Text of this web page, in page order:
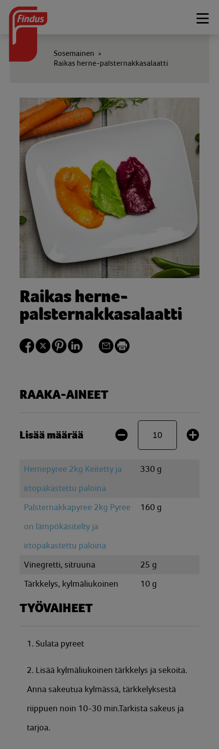
Sosemainen >
Raikas herne-palsternakkasalaatti
Raikas herne-
palsternakkasalaatti
RAAKA-AINEET
Lisää määrää
Hernepyree 2kg Keitetty ja
irtopakastettu paloina
330 g
Palsternakkapyree 2kg Pyree
on lämpökäsitelty ja
irtopakastettu paloina
160 g
Vinegretti, sitruuna
25 g
Tärkkelys, kylmäliukoinen
10 g
TYÖVAIHEET
1. Sulata pyreet
2. Lisää kylmäliukoinen tärkkelys ja sekoita.
Anna sakeutua kylmässä, tärkkelyksestä
riippuen noin 10-30 min.Tarkista sakeus ja
tarjoa.